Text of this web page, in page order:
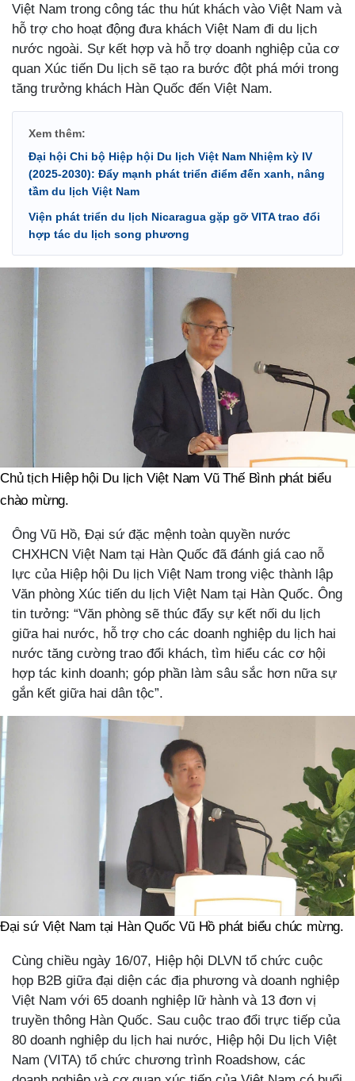
Việt Nam trong công tác thu hút khách vào Việt Nam và
hỗ trợ cho hoạt động đưa khách Việt Nam đi du lịch
nước ngoài. Sự kết hợp và hỗ trợ doanh nghiệp của cơ
quan Xúc tiến Du lịch sẽ tạo ra bước đột phá mới trong
tăng trưởng khách Hàn Quốc đến Việt Nam.
Xem thêm:
Đại hội Chi bộ Hiệp hội Du lịch Việt Nam Nhiệm kỳ IV
(2025-2030): Đẩy mạnh phát triển điểm đến xanh, nâng
tầm du lịch Việt Nam
Viện phát triển du lịch Nicaragua gặp gỡ VITA trao đổi
hợp tác du lịch song phương
Chủ tịch Hiệp hội Du lịch Việt Nam Vũ Thế Bình phát biểu
chào mừng.
Ông Vũ Hồ, Đại sứ đặc mệnh toàn quyền nước
CHXHCN Việt Nam tại Hàn Quốc đã đánh giá cao nỗ
lực của Hiệp hội Du lịch Việt Nam trong việc thành lập
Văn phòng Xúc tiến du lịch Việt Nam tại Hàn Quốc. Ông
tin tưởng: “Văn phòng sẽ thúc đẩy sự kết nối du lịch
giữa hai nước, hỗ trợ cho các doanh nghiệp du lịch hai
nước tăng cường trao đổi khách, tìm hiểu các cơ hội
hợp tác kinh doanh; góp phần làm sâu sắc hơn nữa sự
gắn kết giữa hai dân tộc”.
Đại sứ Việt Nam tại Hàn Quốc Vũ Hồ phát biểu chúc mừng.
Cùng chiều ngày 16/07, Hiệp hội DLVN tổ chức cuộc
họp B2B giữa đại diện các địa phương và doanh nghiệp
Việt Nam với 65 doanh nghiệp lữ hành và 13 đơn vị
truyền thông Hàn Quốc. Sau cuộc trao đổi trực tiếp của
80 doanh nghiệp du lịch hai nước, Hiệp hội Du lịch Việt
Nam (VITA) tổ chức chương trình Roadshow, các